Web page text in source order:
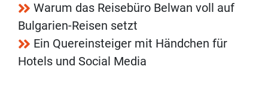
Warum das Reisebüro Belwan voll auf
Bulgarien-Reisen setzt
Ein Quereinsteiger mit Händchen für
Hotels und Social Media